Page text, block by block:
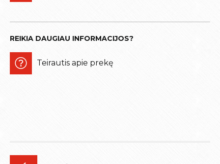
REIKIA DAUGIAU INFORMACIJOS?
Teirautis apie prekę